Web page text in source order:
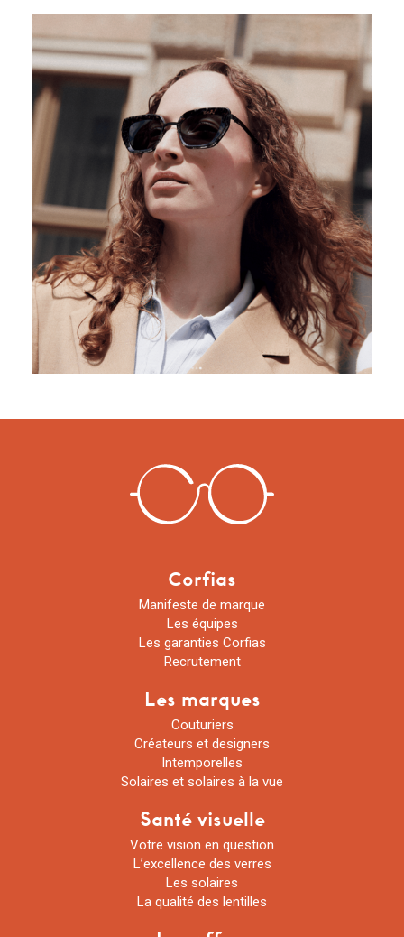
Corfias
Manifeste de marque
Les équipes
Les garanties Corfias
Recrutement
Les marques
Couturiers
Créateurs et designers
Intemporelles
Solaires et solaires à la vue
Santé visuelle
Votre vision en question
L’excellence des verres
Les solaires
La qualité des lentilles